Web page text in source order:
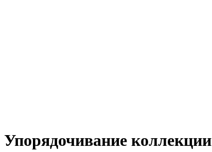
Упорядочивание коллекции